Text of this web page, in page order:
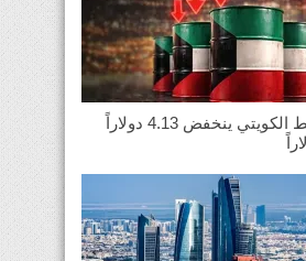
سعر برميل النفط الكويتي ينخفض 4.13 دولاراً